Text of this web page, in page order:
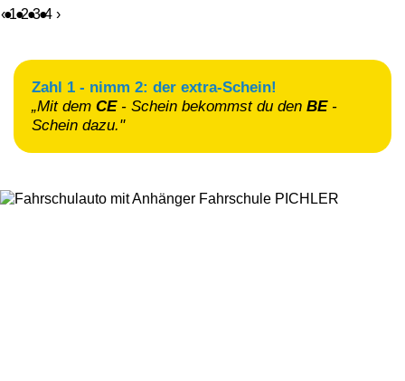
‹ 1 2 3 4 ›
Zahl 1 - nimm 2: der extra-Schein!
„Mit dem CE - Schein bekommst du den BE -
Schein dazu."